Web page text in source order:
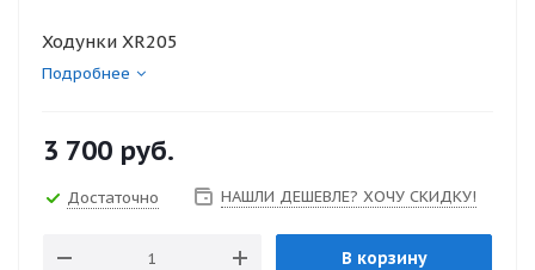
Ходунки XR205
Подробнее
3 700 руб.
Достаточно НАШЛИ ДЕШЕВЛЕ? ХОЧУ СКИДКУ!
В корзину